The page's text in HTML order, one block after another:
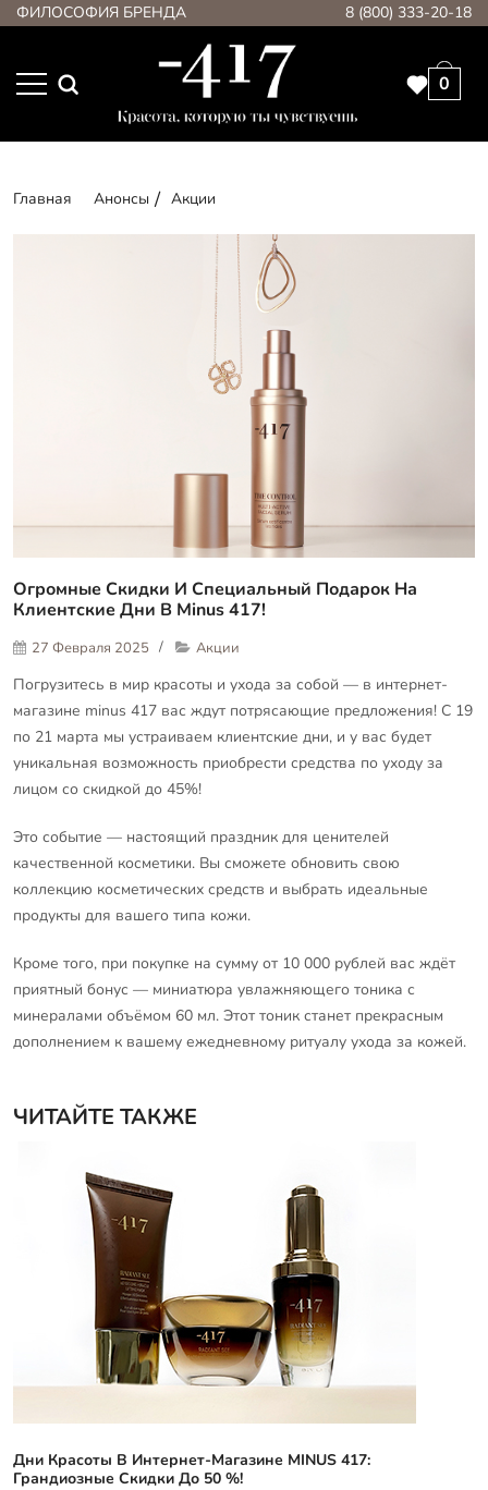
ФИЛОСОФИЯ БРЕНДА 8 (800) 333-20-18
0
Главная Анонсы Акции
Огромные Скидки И Специальный Подарок На
Клиентские Дни В Minus 417!
27 Февраля 2025 Акции
Погрузитесь в мир красоты и ухода за собой — в интернет-
магазине minus 417 вас ждут потрясающие предложения! С 19
по 21 марта мы устраиваем клиентские дни, и у вас будет
уникальная возможность приобрести средства по уходу за
лицом со скидкой до 45%!
Это событие — настоящий праздник для ценителей
качественной косметики. Вы сможете обновить свою
коллекцию косметических средств и выбрать идеальные
продукты для вашего типа кожи.
Кроме того, при покупке на сумму от 10 000 рублей вас ждёт
приятный бонус — миниатюра увлажняющего тоника с
минералами объёмом 60 мл. Этот тоник станет прекрасным
дополнением к вашему ежедневному ритуалу ухода за кожей.
ЧИТАЙТЕ ТАКЖЕ
Дни Красоты В Интернет-Магазине MINUS 417:
Грандиозные Скидки До 50 %!